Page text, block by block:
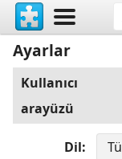
Ayarlar
Kullanıcı
arayüzü
Dil